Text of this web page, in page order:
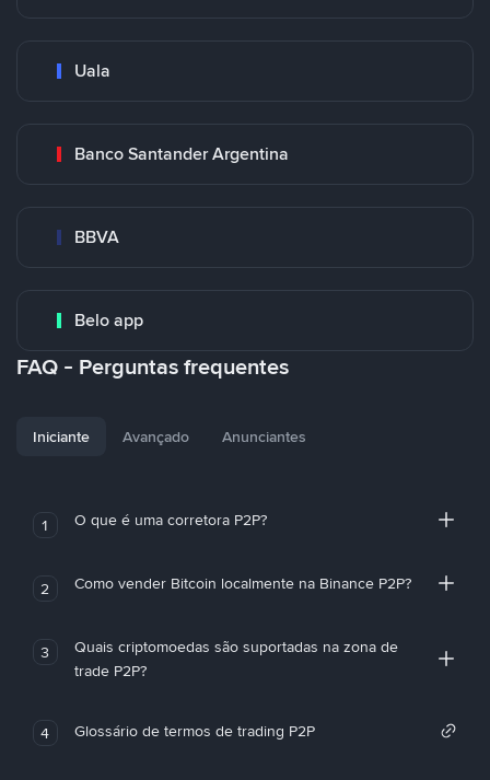
Uala
Banco Santander Argentina
BBVA
Belo app
FAQ - Perguntas frequentes
Iniciante Avançado Anunciantes
1 O que é uma corretora P2P?
2 Como vender Bitcoin localmente na Binance P2P?
3
Quais criptomoedas são suportadas na zona de
trade P2P?
4 Glossário de termos de trading P2P